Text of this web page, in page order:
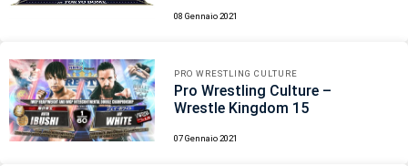
08 Gennaio 2021
PRO WRESTLING CULTURE
Pro Wrestling Culture –
Wrestle Kingdom 15
07 Gennaio 2021